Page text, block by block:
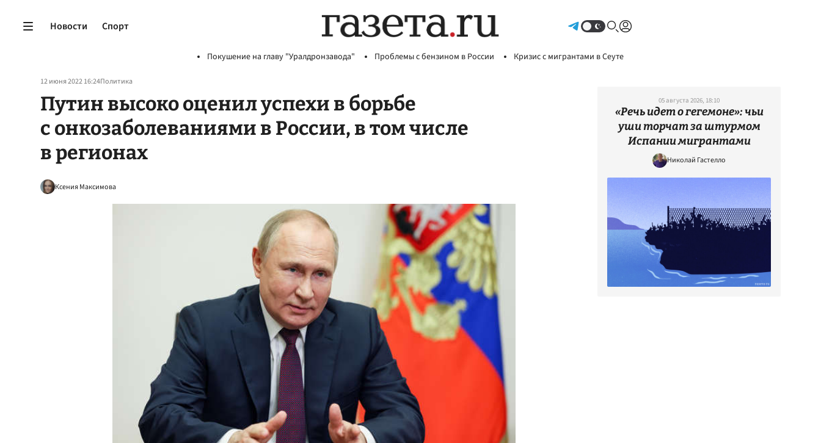
Новости Спорт
Покушение на главу "Уралдронзавода" Проблемы с бензином в России Кризис с мигрантами в Сеуте
12 июня 2022 16:24Политика
Путин высоко оценил успехи в борьбе
с онкозаболеваниями в России, в том числе
в регионах
Ксения Максимова
05 августа 2026, 18:10
«Речь идет о гегемоне»: чьи
уши торчат за штурмом
Испании мигрантами
Николай Гастелло